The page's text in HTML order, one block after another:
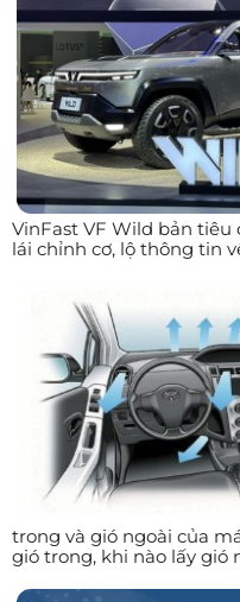
VinFast VF Wild bản tiêu
lái chỉnh cơ, lộ thông tin
trong và gió ngoài của
gió trong, khi nào lấy gió